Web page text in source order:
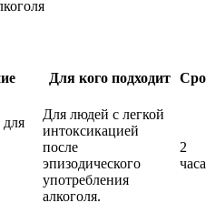
Для кого подходит
для
Для людей с легкой
интоксикацией
после
эпизодического
употребления
алкоголя.
2
часа